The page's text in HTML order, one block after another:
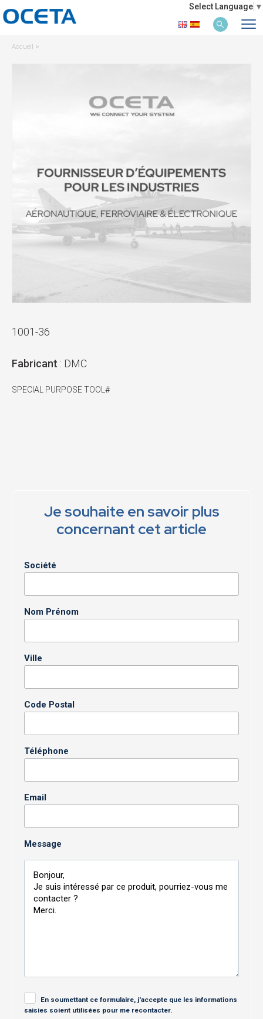
Select Language ▼
Accueil >
1001-36
Fabricant : DMC
SPECIAL PURPOSE TOOL#
Je souhaite en savoir plus
concernant cet article
Société
Nom Prénom
Ville
Code Postal
Téléphone
Email
Message
En soumettant ce formulaire, j'accepte que les informations
saisies soient utilisées pour me recontacter.